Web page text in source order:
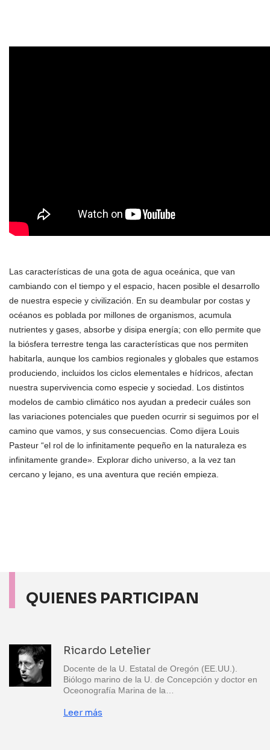
Las características de una gota de agua oceánica, que van
cambiando con el tiempo y el espacio, hacen posible el desarrollo
de nuestra especie y civilización. En su deambular por costas y
océanos es poblada por millones de organismos, acumula
nutrientes y gases, absorbe y disipa energía; con ello permite que
la biósfera terrestre tenga las características que nos permiten
habitarla, aunque los cambios regionales y globales que estamos
produciendo, incluidos los ciclos elementales e hídricos, afectan
nuestra supervivencia como especie y sociedad. Los distintos
modelos de cambio climático nos ayudan a predecir cuáles son
las variaciones potenciales que pueden ocurrir si seguimos por el
camino que vamos, y sus consecuencias. Como dijera Louis
Pasteur “el rol de lo infinitamente pequeño en la naturaleza es
infinitamente grande». Explorar dicho universo, a la vez tan
cercano y lejano, es una aventura que recién empieza.
QUIENES PARTICIPAN
Ricardo Letelier
Docente de la U. Estatal de Oregón (EE.UU.).
Biólogo marino de la U. de Concepción y doctor en
Oceonografía Marina de la…
Leer más